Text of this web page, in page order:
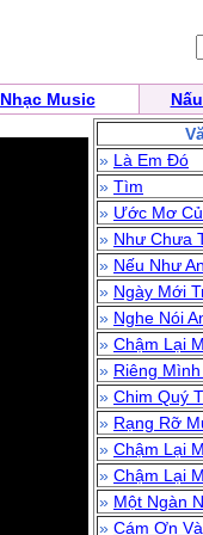
Nhạc Music
» Là Em Đó
» Tìm
» Ước Mơ
» Như Chưa
» Nếu Như
» Ngày Mới
» Nghe Nói
» Chậm Lại
» Riêng
» Chim Quý
» Rạng Rỡ
» Chậm Lại
» Chậm Lại
» Một Ngàn
» Cám Ơn